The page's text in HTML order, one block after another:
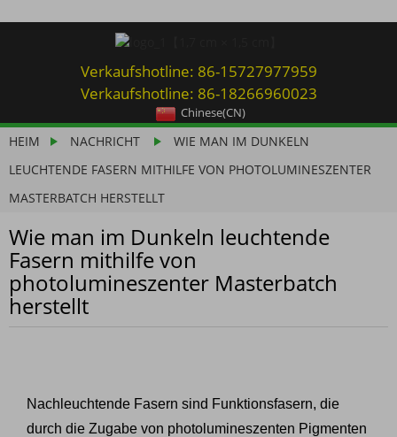
Verkaufshotline: 86-15727977959
Verkaufshotline: 86-18266960023
Chinese(CN)
HEIM NACHRICHT
WIE MAN IM DUNKELN
LEUCHTENDE FASERN MITHILFE VON PHOTOLUMINESZENTER
MASTERBATCH HERSTELLT
Wie man im Dunkeln leuchtende
Fasern mithilfe von
photolumineszenter Masterbatch
herstellt
Nachleuchtende Fasern sind Funktionsfasern, die
durch die Zugabe von photolumineszenten Pigmenten